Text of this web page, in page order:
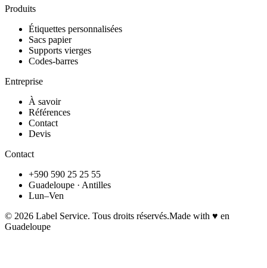
Produits
Étiquettes personnalisées
Sacs papier
Supports vierges
Codes-barres
Entreprise
À savoir
Références
Contact
Devis
Contact
+590 590 25 25 55
Guadeloupe · Antilles
Lun–Ven
© 2026 Label Service. Tous droits réservés.Made with ♥ en
Guadeloupe